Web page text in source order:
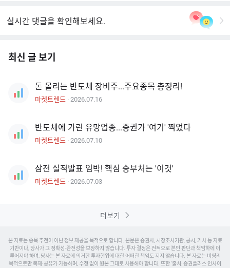
실시간 댓글을 확인해보세요.
최신 글 보기
돈 몰리는 반도체 장비주...주요종목 총정리!
마켓트렌드 · 2026.07.16
반도체에 가린 유망업종...증권가 '여기' 찍었다
마켓트렌드 · 2026.07.10
삼전 실적발표 임박! 핵심 승부처는 '이것'
마켓트렌드 · 2026.07.03
더보기
본 자료는 종목 추천이 아닌 정보 제공을 목적으로 합니다. 본문은 증권사, 시장조사기관, 공시, 기사 등 자료
기반이나, 당사가 그 정확성·완전성을 보장하지 않습니다. 투자 결정은 전적으로 본인 판단과 책임하에 이
루어져야 하며, 당사는 본 자료에 의거한 투자행위에 대한 어떠한 책임도 지지 않습니다. 본 자료는 비영리
목적으로만 복제·공유가 가능하며, 수정 없이 원본 그대로 사용해야 합니다. 또한 '출처: 증권플러스 인사이